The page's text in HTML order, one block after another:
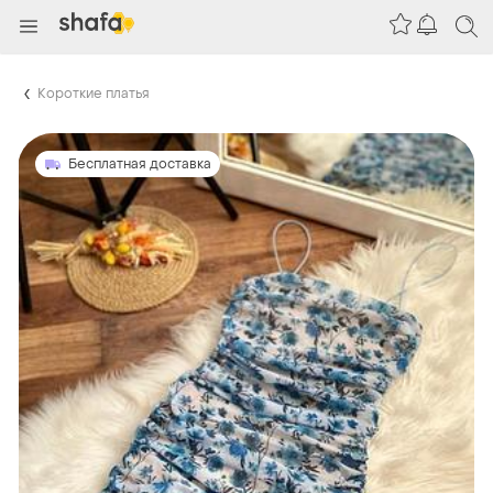
Короткие платья
Бесплатная доставка